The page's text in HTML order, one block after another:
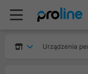
Urządzenia